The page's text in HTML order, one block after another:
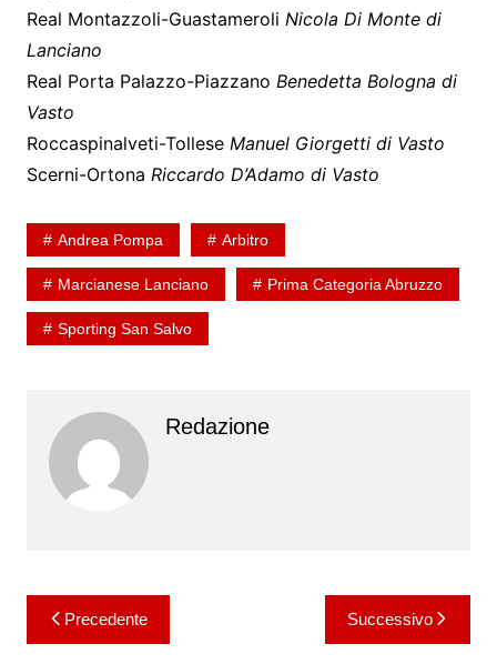
Real Montazzoli-Guastameroli Nicola Di Monte di
Lanciano
Real Porta Palazzo-Piazzano Benedetta Bologna di
Vasto
Roccaspinalveti-Tollese Manuel Giorgetti di Vasto
Scerni-Ortona Riccardo D’Adamo di Vasto
Andrea Pompa Arbitro
Marcianese Lanciano Prima Categoria Abruzzo
Sporting San Salvo
Redazione
Navigazione
articoli
Precedente Successivo